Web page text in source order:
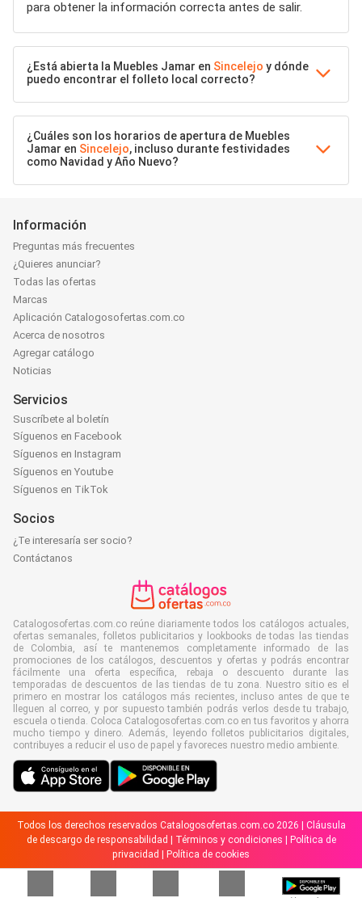
para obtener la información correcta antes de salir.
¿Está abierta la Muebles Jamar en Sincelejo y dónde
puedo encontrar el folleto local correcto?
¿Cuáles son los horarios de apertura de Muebles
Jamar en Sincelejo, incluso durante festividades
como Navidad y Año Nuevo?
Información
Preguntas más frecuentes
¿Quieres anunciar?
Todas las ofertas
Marcas
Aplicación Catalogosofertas.com.co
Acerca de nosotros
Agregar catálogo
Noticias
Servicios
Suscríbete al boletín
Síguenos en Facebook
Síguenos en Instagram
Síguenos en Youtube
Síguenos en TikTok
Socios
¿Te interesaría ser socio?
Contáctanos
Catalogosofertas.com.co reúne diariamente todos los catálogos actuales,
ofertas semanales, folletos publicitarios y lookbooks de todas las tiendas
de Colombia, así te mantenemos completamente informado de las
promociones de los catálogos, descuentos y ofertas y podrás encontrar
fácilmente una oferta específica, rebaja o descuento durante las
temporadas de descuentos de las tiendas de tu zona. Nuestro sitio es el
primero en mostrar los catálogos más recientes, incluso antes de que te
lleguen al correo, y por supuesto también podrás verlos desde tu trabajo,
escuela o tienda. Coloca Catalogosofertas.com.co en tus favoritos y ahorra
mucho tiempo y dinero. Además, leyendo folletos publicitarios digitales,
contribuyes a reducir el uso de papel y favoreces nuestro medio ambiente.
Todos los derechos reservados Catalogosofertas.com.co 2026 | Cláusula
de descargo de responsabilidad | Términos y condiciones | Política de
privacidad | Política de cookies